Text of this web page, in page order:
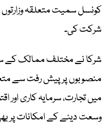
کونسل سمیت متعلقہ وزارتوں
شرکت کی۔
شرکا نے مختلف ممالک کے
منصوبوں پر پیش رفت سے
میں تجارت، سرمایہ کاری اور
وسعت دینے کے امکانات پر